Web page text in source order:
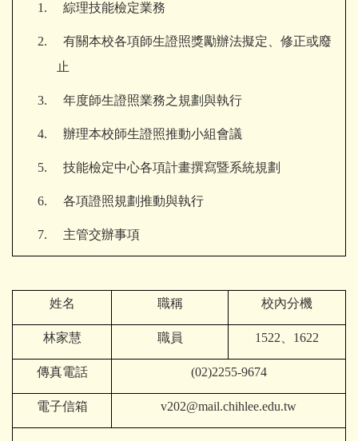
1.綜理技能檢定業務
2.有關本校各項師生證照獎勵辦法擬定、修正或廢
止
3.年度師生證照業務之規劃與執行
4.辦理本校師生證照推動小組會議
5.技能檢定中心各項計畫撰寫暨系統規劃
6.各項證照規劃推動與執行
7. 主管交辦事項
姓名 職稱 校內分機
林家慧 職員 1522 、1622
傳真電話 (02)2255-9674
電子信箱 v202@mail.chihlee.edu.tw